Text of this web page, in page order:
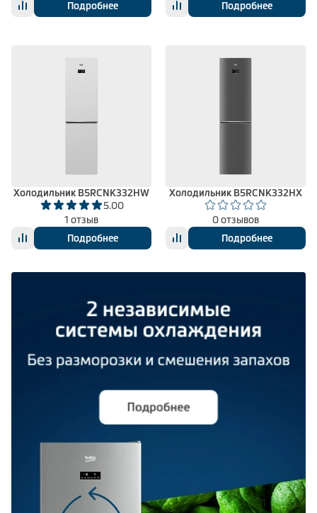
Подробнее
Подробнее
Холодильник B5RCNK332HW
5.00
1 отзыв
Подробнее
Холодильник B5RCNK332HX
0 отзывов
Подробнее